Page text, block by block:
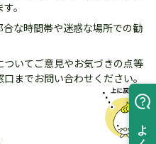
。
な時間帯や迷惑な場所での勧
いてご意見やお気づきの点等
までお問い合わせください。